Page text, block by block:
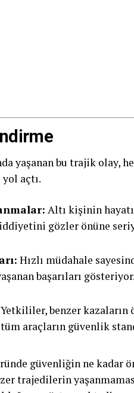
yaşanan bu trajik
açtı.
Altı kişinin
gözler önüne
Hızlı müdahale
başarıları gösteriyor.
Yetkililer, benzer kazaların
araçların güvenlik
güvenliğin ne kadar
trajedilerin